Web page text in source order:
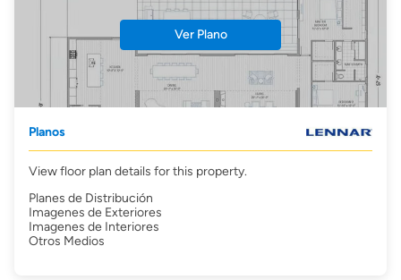
Ver Plano
Planos
View floor plan details for this property.
Planes de Distribución
Imagenes de Exteriores
Imagenes de Interiores
Otros Medios